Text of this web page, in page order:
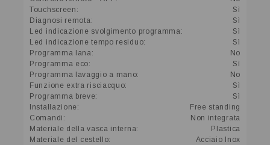
Touchscreen:
Sì
Diagnosi remota:
Sì
Led indicazione svolgimento programma:
Sì
Led indicazione tempo residuo:
Sì
Programma lana:
No
Programma eco:
Sì
Programma lavaggio a mano:
No
Funzione extra risciacquo:
Sì
Programma breve:
Sì
Installazione:
Free standing
Comandi:
Non integrata
Materiale della vasca interna:
Plastica
Materiale del cestello:
Acciaio Inox